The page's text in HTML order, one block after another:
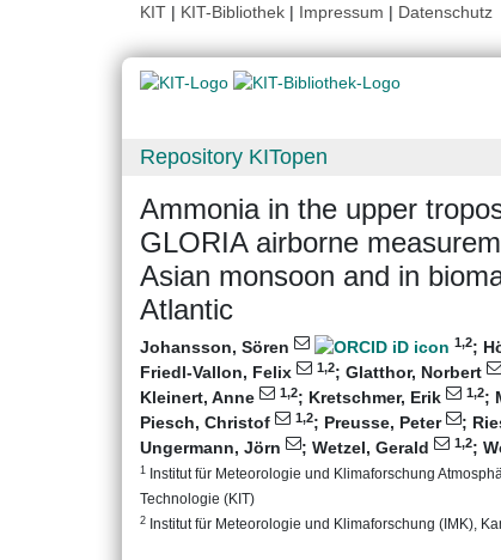
KIT | KIT-Bibliothek | Impressum | Datenschutz
Repository KITopen
Ammonia in the upper
GLORIA airborne
Asian monsoon and in
Atlantic
Johansson, Sören 1,2;
Friedl-Vallon, Felix
1,2; Glatthor, Norbert
Kleinert, Anne
1,2; Kretschmer, Erik 1,2;
Piesch, Christof
1,2; Preusse, Peter ;
Ungermann, Jörn
; Wetzel, Gerald 1,2;
1
Institut für Meteorologie und Klimaforschung
Technologie (KIT)
2 Institut für Meteorologie und Klimaforschung (IMK),